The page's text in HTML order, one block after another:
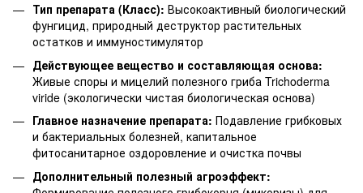
Тип препарата (Класс): Высокоактивный биологический
фунгицид, природный деструктор растительных
остатков и иммуностимулятор
Действующее вещество и составляющая основа:
Живые споры и мицелий полезного гриба Trichoderma
viride (экологически чистая биологическая основа)
Главное назначение препарата: Подавление грибковых
и бактериальных болезней, капитальное
фитосанитарное оздоровление и очистка почвы
Дополнительный полезный агроэффект: